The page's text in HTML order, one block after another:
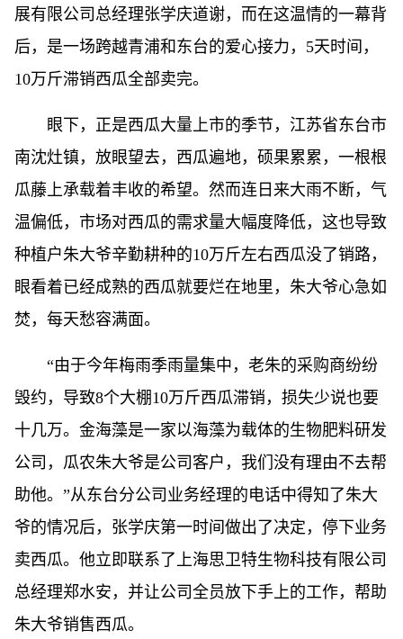
展有限公司总经理张学庆道谢，而在这温情的一幕背
后，是一场跨越青浦和东台的爱心接力，5天时间，
10万斤滞销西瓜全部卖完。
眼下，正是西瓜大量上市的季节，江苏省东台市
南沈灶镇，放眼望去，西瓜遍地，硕果累累，一根根
瓜藤上承载着丰收的希望。然而连日来大雨不断，气
温偏低，市场对西瓜的需求量大幅度降低，这也导致
种植户朱大爷辛勤耕种的10万斤左右西瓜没了销路，
眼看着已经成熟的西瓜就要烂在地里，朱大爷心急如
焚，每天愁容满面。
“由于今年梅雨季雨量集中，老朱的采购商纷纷
毁约，导致8个大棚10万斤西瓜滞销，损失少说也要
十几万。金海藻是一家以海藻为载体的生物肥料研发
公司，瓜农朱大爷是公司客户，我们没有理由不去帮
助他。”从东台分公司业务经理的电话中得知了朱大
爷的情况后，张学庆第一时间做出了决定，停下业务
卖西瓜。他立即联系了上海思卫特生物科技有限公司
总经理郑水安，并让公司全员放下手上的工作，帮助
朱大爷销售西瓜。